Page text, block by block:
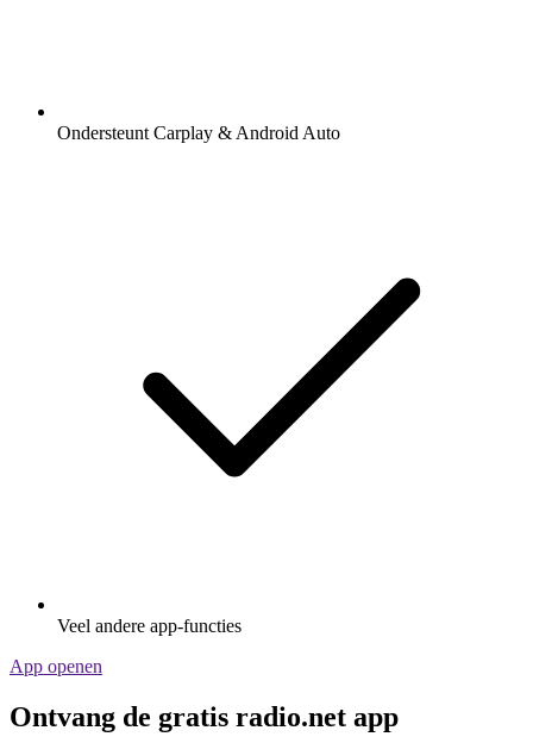
Ondersteunt Carplay & Android Auto
Veel andere app-functies
App openen
Ontvang de gratis radio.net app